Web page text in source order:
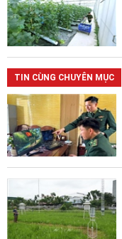
TIN CÙNG CHUYÊN MỤC